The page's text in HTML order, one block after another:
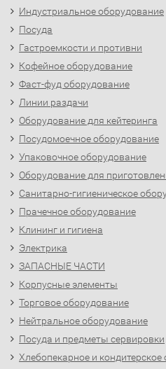
Индустриальное оборудование
Посуда
Гастроемкости и противни
Кофейное оборудование
Фаст-фуд оборудование
Линии раздачи
Оборудование для кейтеринга
Посудомоечное оборудование
Упаковочное оборудование
Оборудование для
Санитарно-гигиеническое
Прачечное оборудование
Клининг и гигиена
Электрика
ЗАПАСНЫЕ ЧАСТИ
Корпусные элементы
Торговое оборудование
Нейтральное оборудование
Посуда и предметы сервировки
Хлебопекарное и